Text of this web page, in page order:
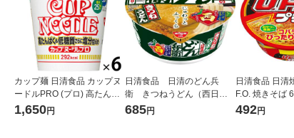
カップ麺 日清食品 カップヌ
ードルPRO (プロ) 高たんぱ
く＆低糖質さらに塩分控え
め 1セット（1個×6） ラーメ
1,650円
日清食品 日清のどん兵
衛 きつねうどん（西日本
版） 1セット（3食入）
685円
日清食品 日清
F.O. 焼きそば
プ麺ミニ カッ
492円